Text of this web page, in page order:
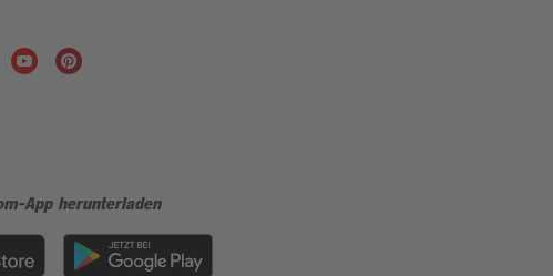
App herunterladen